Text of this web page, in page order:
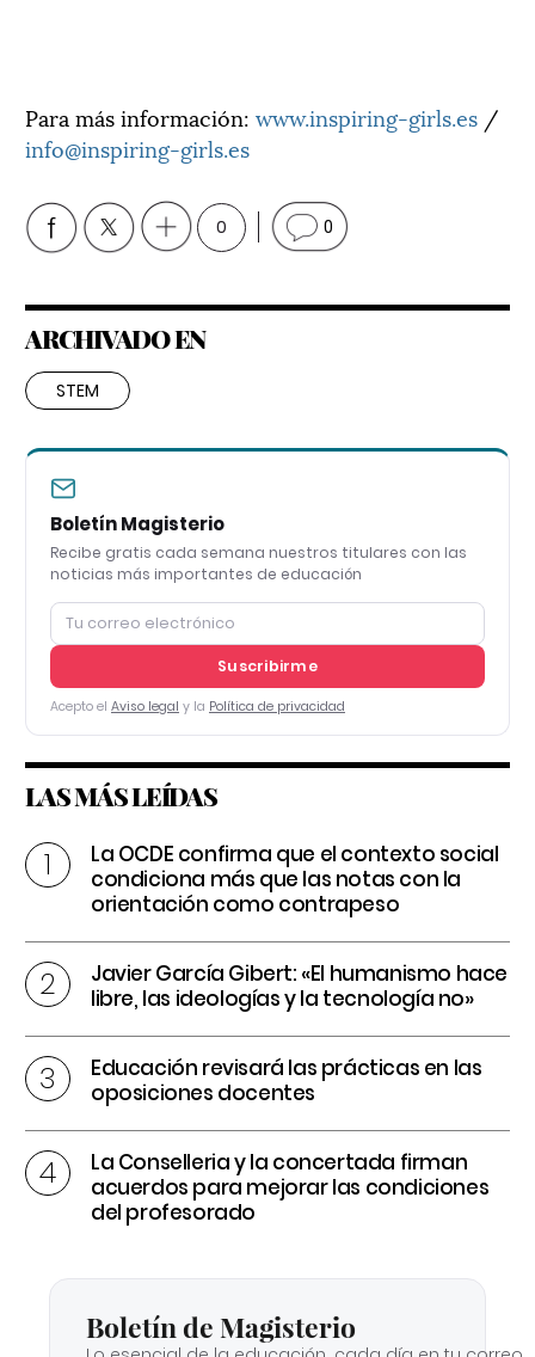
Para más información: www.inspiring-girls.es /
info@inspiring-girls.es
0 0
ARCHIVADO EN
STEM
Boletín Magisterio
Recibe gratis cada semana nuestros titulares con las
noticias más importantes de educación
Suscribirme
Acepto el Aviso legal y la Política de privacidad
LAS MÁS LEÍDAS
La OCDE confirma que el contexto social
condiciona más que las notas con la
orientación como contrapeso
Javier García Gibert: «El humanismo hace
libre, las ideologías y la tecnología no»
Educación revisará las prácticas en las
oposiciones docentes
La Conselleria y la concertada firman
acuerdos para mejorar las condiciones
del profesorado
Boletín de Magisterio